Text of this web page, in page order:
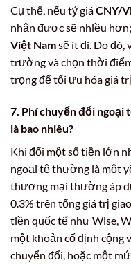
Cụ thể, nếu tỷ giáCNY/
nhận được sẽ nhiều
Việt Namsẽ ít đi. Do đó,
trường và chọn thời
trọng để tối ưu hóa giá
7. Phí chuyển đổi ngoại
là bao nhiêu?
Khi đổi một số tiền lớn
ngoại tệ thường là một
thương mại thường áp
0.3% trên tổng giá trị
tiền quốc tế như Wise,
một khoản cố định cộng
chuyển đổi, hoặc một